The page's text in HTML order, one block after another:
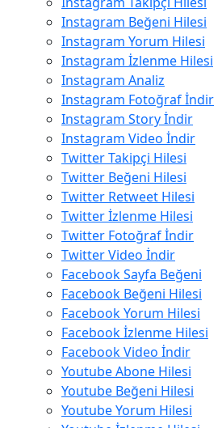
Instagram Beğeni Hilesi
Instagram Yorum Hilesi
Instagram İzlenme Hilesi
Instagram Analiz
Instagram Fotoğraf İndir
Instagram Story İndir
Instagram Video İndir
Twitter Takipçi Hilesi
Twitter Beğeni Hilesi
Twitter Retweet Hilesi
Twitter İzlenme Hilesi
Twitter Fotoğraf İndir
Twitter Video İndir
Facebook Sayfa Beğeni
Facebook Beğeni Hilesi
Facebook Yorum Hilesi
Facebook İzlenme Hilesi
Facebook Video İndir
Youtube Abone Hilesi
Youtube Beğeni Hilesi
Youtube Yorum Hilesi